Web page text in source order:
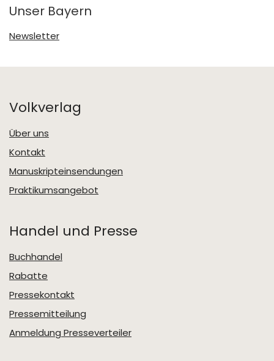
Unser Bayern
Newsletter
Volkverlag
Über uns
Kontakt
Manuskripteinsendungen
Praktikumsangebot
Handel und Presse
Buchhandel
Rabatte
Pressekontakt
Pressemitteilung
Anmeldung Presseverteiler